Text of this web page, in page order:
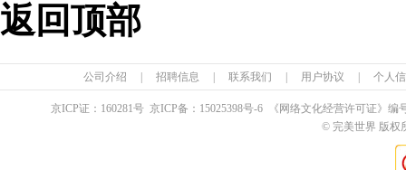
返回顶部
公司介绍 招聘信息 联系我们 用户协议 个人
京ICP证： 160281号 京ICP备： 15025398号-6 《网络文化经营许可证》编
© 完美世界 版权